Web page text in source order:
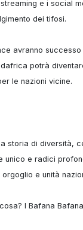
e i social
dei tifosi.
avranno successo
potrà
le nazioni vicine.
storia di diversità,
unico e radici
e unità
I Bafana